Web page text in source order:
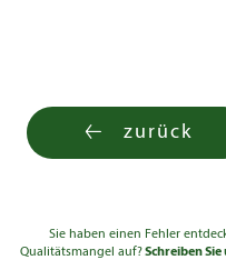
zurück
Sie haben einen Fehler
Qualitätsmangel auf?Schreiben